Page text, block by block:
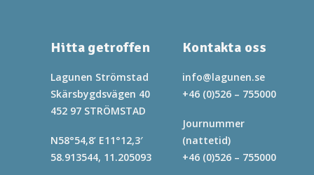
Hitta getroffen
Lagunen Strömstad
Skärsbygdsvägen 40
452 97 STRÖMSTAD
N58°54,8’ E11°12,3′
58.913544, 11.205093
Kontakta oss
info@lagunen.se
+46 (0)526 – 755000
Journummer
(nattetid)
+46 (0)526 – 755000